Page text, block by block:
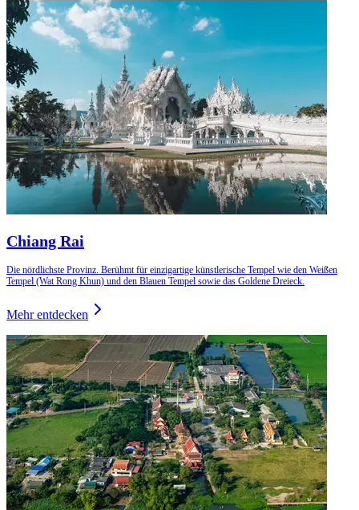
Chiang Rai
Die nördlichste Provinz. Berühmt für einzigartige künstlerische Tempel wie den Weißen
Tempel (Wat Rong Khun) und den Blauen Tempel sowie das Goldene Dreieck.
Mehr entdecken